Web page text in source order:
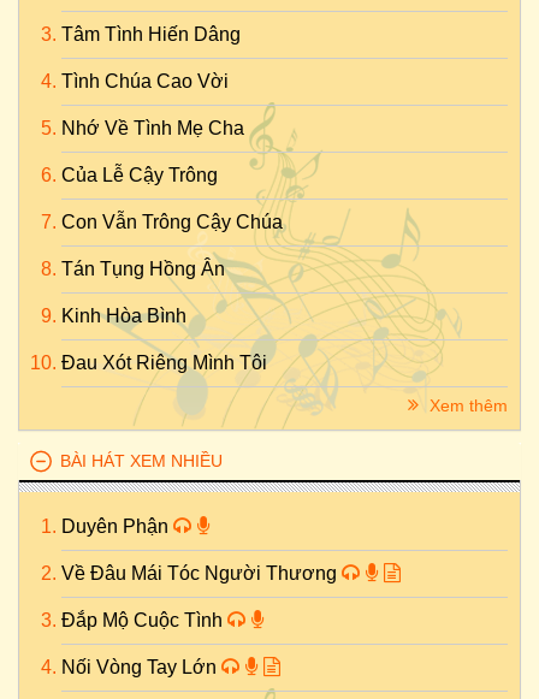
Tâm Tình Hiến Dâng
Tình Chúa Cao Vời
Nhớ Về Tình Mẹ Cha
Của Lễ Cậy Trông
Con Vẫn Trông Cậy Chúa
Tán Tụng Hồng Ân
Kinh Hòa Bình
Đau Xót Riêng Mình Tôi
Xem thêm
BÀI HÁT XEM NHIỀU
Duyên Phận
Về Đâu Mái Tóc Người Thương
Đắp Mộ Cuộc Tình
Nối Vòng Tay Lớn